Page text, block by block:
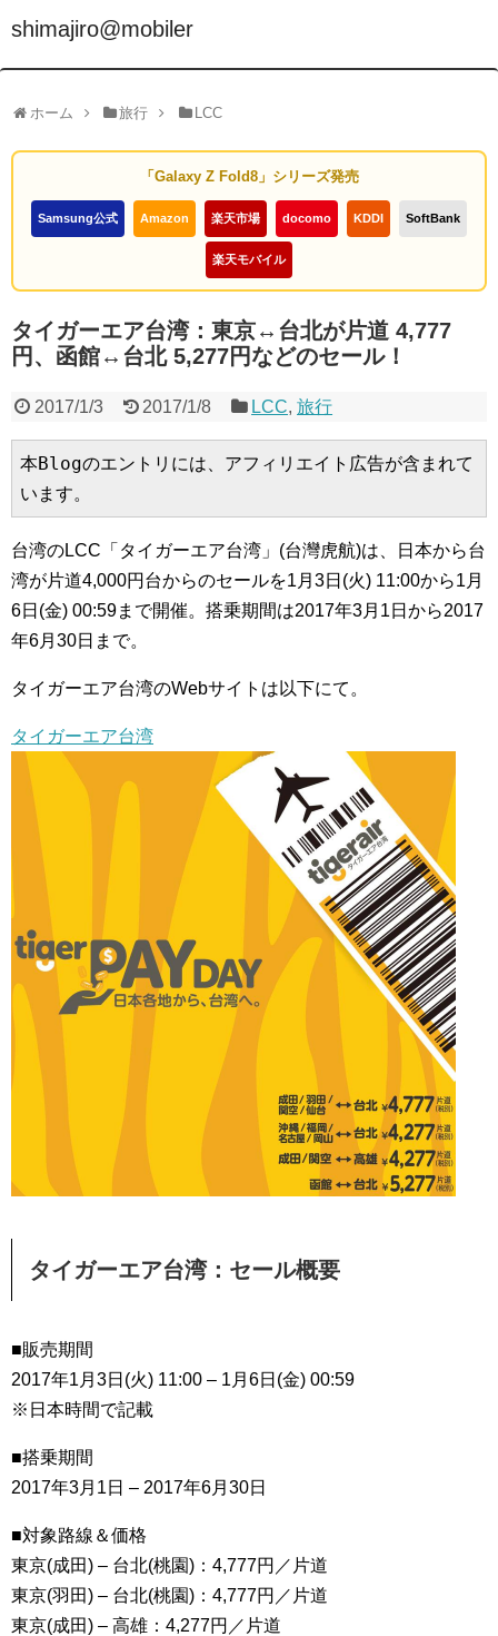
shimajiro@mobiler
ホーム 旅行 LCC
「Galaxy Z Fold8」シリーズ発売
Samsung公式 Amazon 楽天市場 docomo KDDI SoftBank
楽天モバイル
タイガーエア台湾：東京↔台北が片道 4,777
円、函館↔台北 5,277円などのセール！
2017/1/3 2017/1/8 LCC,旅行
本Blogのエントリには、アフィリエイト広告が含まれて
います。
台湾のLCC「タイガーエア台湾」(台灣虎航)は、日本から台
湾が片道4,000円台からのセールを1月3日(火) 11:00から1月
6日(金) 00:59まで開催。搭乗期間は2017年3月1日から2017
年6月30日まで。
タイガーエア台湾のWebサイトは以下にて。
タイガーエア台湾
タイガーエア台湾：セール概要
■販売期間
2017年1月3日(火) 11:00 – 1月6日(金) 00:59
※日本時間で記載
■搭乗期間
2017年3月1日 – 2017年6月30日
■対象路線＆価格
東京(成田) – 台北(桃園)：4,777円／片道
東京(羽田) – 台北(桃園)：4,777円／片道
東京(成田) – 高雄：4,277円／片道